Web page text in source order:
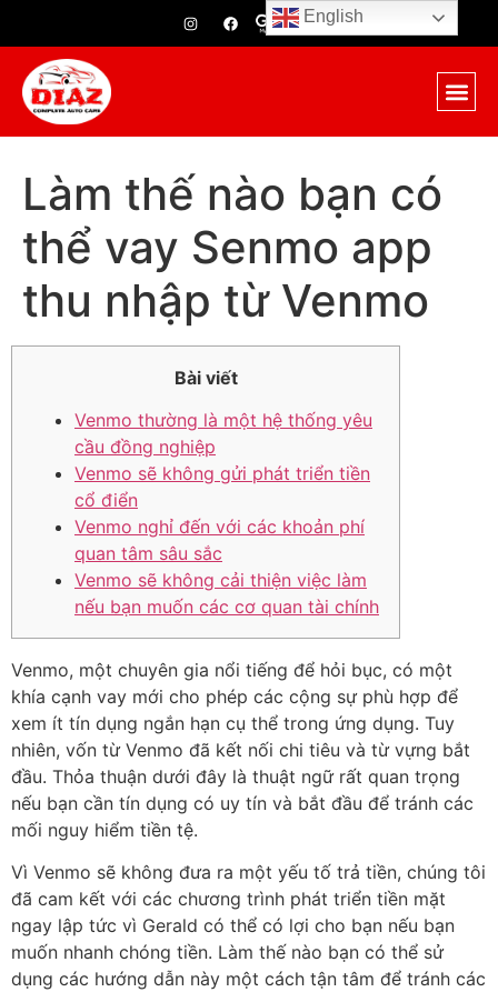
Làm thế nào bạn có
thể vay Senmo app
thu nhập từ Venmo
Bài viết
Venmo thường là một hệ thống yêu
cầu đồng nghiệp
Venmo sẽ không gửi phát triển tiền
cổ điển
Venmo nghỉ đến với các khoản phí
quan tâm sâu sắc
Venmo sẽ không cải thiện việc làm
nếu bạn muốn các cơ quan tài chính
Venmo, một chuyên gia nổi tiếng để hỏi bục, có một
khía cạnh vay mới cho phép các cộng sự phù hợp để
xem ít tín dụng ngắn hạn cụ thể trong ứng dụng. Tuy
nhiên, vốn từ Venmo đã kết nối chi tiêu và từ vựng bắt
đầu. Thỏa thuận dưới đây là thuật ngữ rất quan trọng
nếu bạn cần tín dụng có uy tín và bắt đầu để tránh các
mối nguy hiểm tiền tệ.
Vì Venmo sẽ không đưa ra một yếu tố trả tiền, chúng tôi
đã cam kết với các chương trình phát triển tiền mặt
ngay lập tức vì Gerald có thể có lợi cho bạn nếu bạn
muốn nhanh chóng tiền. Làm thế nào bạn có thể sử
dụng các hướng dẫn này một cách tận tâm để tránh các
English